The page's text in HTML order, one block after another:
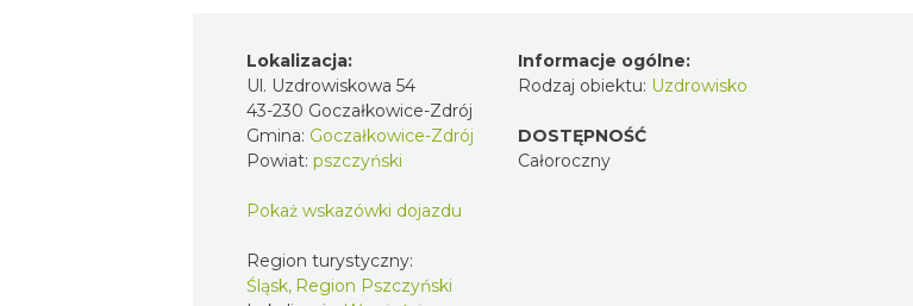
Lokalizacja:
Ul. Uzdrowiskowa 54
43-230 Goczałkowice-Zdrój
Gmina: Goczałkowice-Zdrój
Powiat: pszczyński
Pokaż wskazówki dojazdu
Region turystyczny:
Śląsk, Region Pszczyński
Informacje ogólne:
Rodzaj obiektu: Uzdrowisko
DOSTĘPNOŚĆ
Całoroczny